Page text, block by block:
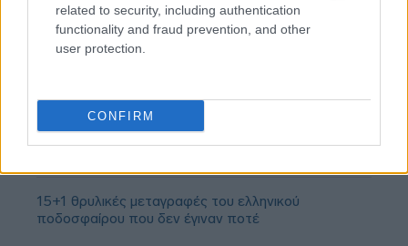
related to security, including authentication
functionality and fraud prevention, and other
user protection.
CONFIRM
Η χώρα στην οποία βρίσκεται το καλύτερο μέρος για
Marfin: Επιμένει ο δικηγόρος της 46χρονης για την
ταυτοποίηση - «Η ίδια εξέταση είχε γίνει και το
15+1 θρυλικές μεταγραφές του ελληνικού
ποδοσφαίρου που δεν έγιναν ποτέ